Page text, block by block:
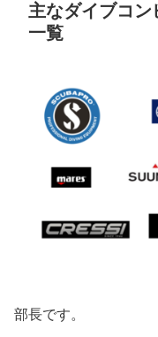
主なダイブコ
一覧
部長です。